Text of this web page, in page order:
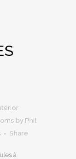
by Phil
Share
à